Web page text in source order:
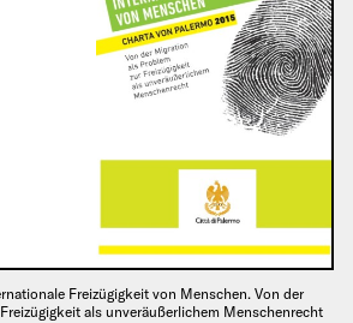
Freizügigkeit von Menschen. Von der
als unveräußerlichem Menschenrecht